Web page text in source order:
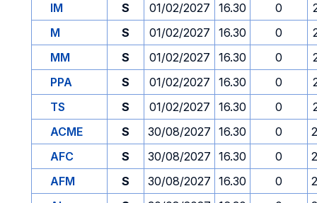
IM
S 01/02/2027 16.30 0
M
S 01/02/2027 16.30 0
MM
S 01/02/2027 16.30 0
PPA
S 01/02/2027 16.30 0
TS
S 01/02/2027 16.30 0
ACME
S 30/08/2027 16.30 0
AFC
S 30/08/2027 16.30 0
AFM
S 30/08/2027 16.30 0